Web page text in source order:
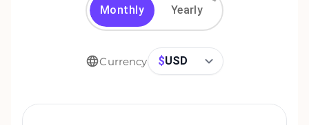
Monthly Yearly
Currency $USD